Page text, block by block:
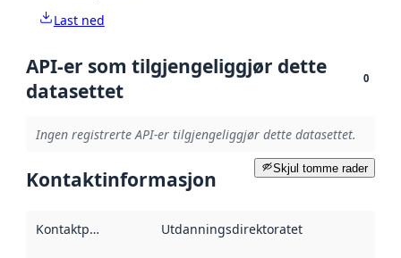
Last ned
API-er som tilgjengeliggjør dette
datasettet
0
Ingen registrerte API-er tilgjengeliggjør dette datasettet.
Skjul tomme rader
Kontaktinformasjon
Kontaktpunkt Utdanningsdirektoratet